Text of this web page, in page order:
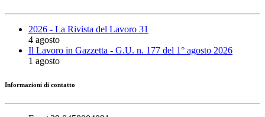
2026 - La Rivista del Lavoro 31
4 agosto
Il Lavoro in Gazzetta - G.U. n. 177 del 1° agosto 2026
1 agosto
Informazioni di contatto